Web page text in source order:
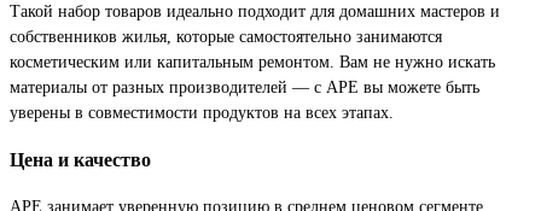
Такой набор товаров идеально подходит для домашних мастеров и
собственников жилья, которые самостоятельно занимаются
косметическим или капитальным ремонтом. Вам не нужно искать
материалы от разных производителей — с APE вы можете быть
уверены в совместимости продуктов на всех этапах.
Цена и качество
APE занимает уверенную позицию в среднем ценовом сегменте,